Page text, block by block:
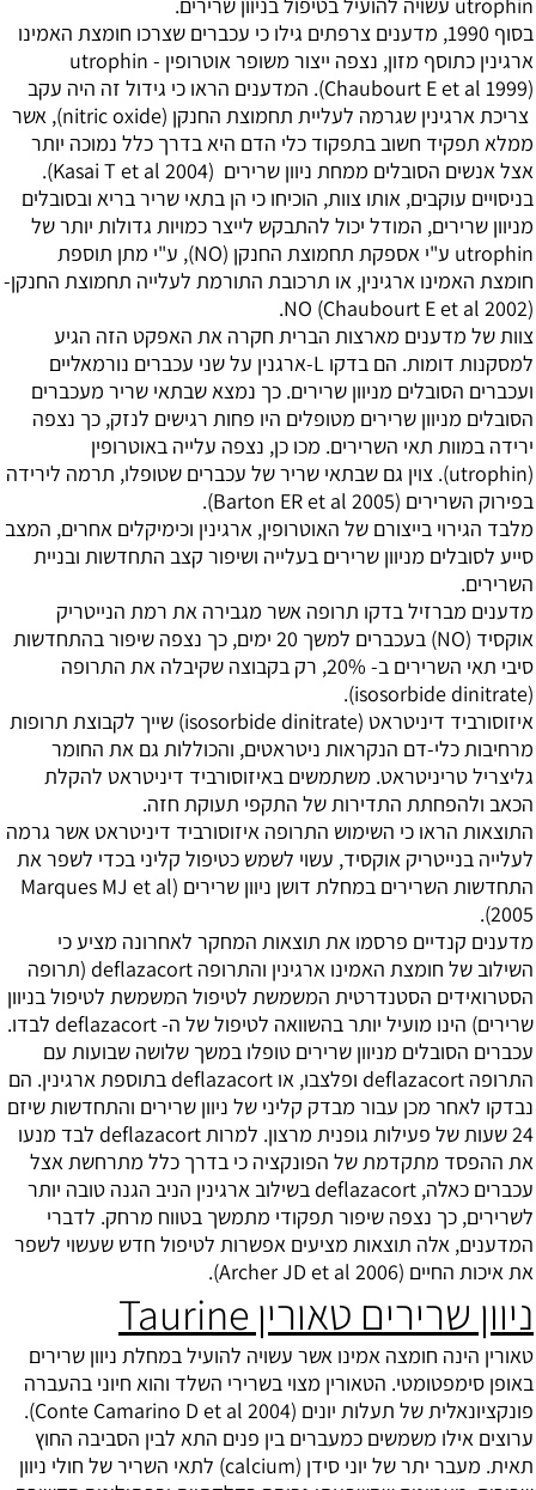
בסוף 1990, מדענים צרפתים גילו כי עכברים שצרכו חומצת האמינו
ארגינין כתוסף מזון, נצפה ייצור משופר אוטרופין - utrophin
(Chaubourt E et al 1999). המדענים הראו כי גידול זה היה עקב
צריכת ארגינין שגרמה לעליית תחמוצת החנקן (nitric oxide), אשר
ממלא תפקיד חשוב בתפקוד כלי הדם היא בדרך כלל נמוכה יותר
אצל אנשים הסובלים ממחת ניוון שרירים (Kasai T et al 2004).
בניסויים עוקבים, אותו צוות, הוכיחו כי הן בתאי שריר בריא ובסובלים
מניוון שרירים, המודל יכול להתבקש לייצר כמויות גדולות יותר של
utrophin ע"י אספקת תחמוצת החנקן (NO), ע"י מתן תוספת
חומצת האמינו ארגינין, או תרכובת התורמת לעלייה תחמוצת החנקן-
NO (Chaubourt E et al 2002).
צוות של מדענים מארצות הברית חקרה את האפקט הזה הגיע
למסקנות דומות. הם בדקו L-ארגנין על שני עכברים נורמאליים
ועכברים הסובלים מניוון שרירים. כך נמצא שבתאי שריר מעכברים
הסובלים מניוון שרירים מטופלים היו פחות רגישים לנזק, כך נצפה
ירידה במוות תאי השרירים. מכו כן, נצפה עלייה באוטרופין
(utrophin). צוין גם שבתאי שריר של עכברים שטופלו, תרמה לירידה
בפירוק השרירים (Barton ER et al 2005).
מלבד הגירוי בייצורם של האוטרופין, ארגינין וכימיקלים אחרים, המצב
סייע לסובלים מניוון שרירים בעלייה ושיפור קצב התחדשות ובניית
השרירים.
מדענים מברזיל בדקו תרופה אשר מגבירה את רמת הנייטריק
אוקסיד (NO) בעכברים למשך 20 ימים, כך נצפה שיפור בהתחדשות
סיבי תאי השרירים ב- 20%, רק בקבוצה שקיבלה את התרופה
(isosorbide dinitrate).
איזוסורביד דיניטראט (isosorbide dinitrate) שייך לקבוצת תרופות
מרחיבות כלי-דם הנקראות ניטראטים, והכוללות גם את החומר
גליצריל טריניטראט. משתמשים באיזוסורביד דיניטראט להקלת
הכאב ולהפחתת התדירות של התקפי תעוקת חזה.
התוצאות הראו כי השימוש התרופה איזוסורביד דיניטראט אשר גרמה
לעלייה בנייטריק אוקסיד, עשוי לשמש כטיפול קליני בכדי לשפר את
התחדשות השרירים במחלת דושן ניוון שרירים (Marques MJ et al
2005).
מדענים קנדיים פרסמו את תוצאות המחקר לאחרונה מציע כי
השילוב של חומצת האמינו ארגינין והתרופה deflazacort (תרופה
הסטרואידים הסטנדרטית המשמשת לטיפול המשמשת לטיפול בניוון
שרירים) הינו מועיל יותר בהשוואה לטיפול של ה- deflazacort לבדו.
עכברים הסובלים מניוון שרירים טופלו במשך שלושה שבועות עם
התרופה deflazacort ופלצבו, או deflazacort בתוספת ארגינין. הם
נבדקו לאחר מכן עבור מבדק קליני של ניוון שרירים והתחדשות שיזם
24 שעות של פעילות גופנית מרצון. למרות deflazacort לבד מנעו
את ההפסד מתקדמת של הפונקציה כי בדרך כלל מתרחשת אצל
עכברים כאלה, deflazacort בשילוב ארגינין הניב הגנה טובה יותר
לשרירים, כך נצפה שיפור תפקודי מתמשך בטווח מרחק. לדברי
המדענים, אלה תוצאות מציעים אפשרות לטיפול חדש שעשוי לשפר
את איכות החיים (Archer JD et al 2006).
ניוון שרירים טאורין Taurine
טאורין הינה חומצה אמינו אשר עשויה להועיל במחלת ניוון שרירים
באופן סימפטומטי. הטאורין מצוי בשרירי השלד והוא חיוני בהעברה
פונקציונאלית של תעלות יונים (Conte Camarino D et al 2004).
ערוצים אילו משמשים כמעברים בין פנים התא לבין הסביבה החוץ
תאית. מעבר יתר של יוני סידן (calcium) לתאי השריר של חולי ניוון